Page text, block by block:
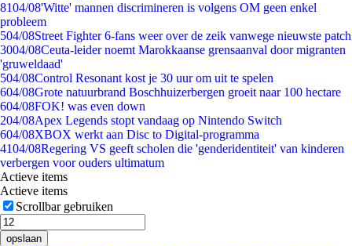
8104/08'Witte' mannen discrimineren is volgens OM geen enkel
probleem
504/08Street Fighter 6-fans weer over de zeik vanwege nieuwste patch
3004/08Ceuta-leider noemt Marokkaanse grensaanval door migranten
'gruweldaad'
504/08Control Resonant kost je 30 uur om uit te spelen
604/08Grote natuurbrand Boschhuizerbergen groeit naar 100 hectare
604/08FOK! was even down
204/08Apex Legends stopt vandaag op Nintendo Switch
604/08XBOX werkt aan Disc to Digital-programma
4104/08Regering VS geeft scholen die 'genderidentiteit' van kinderen
verbergen voor ouders ultimatum
Actieve items
Actieve items
Scrollbar gebruiken
opslaan